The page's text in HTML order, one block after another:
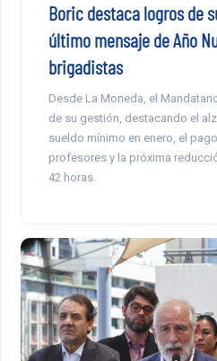
Boric destaca logros de
último mensaje de Año
brigadistas
Desde La Moneda, el
de su gestión, destacando el
sueldo mínimo en enero, el
profesores y la próxima
42 horas.